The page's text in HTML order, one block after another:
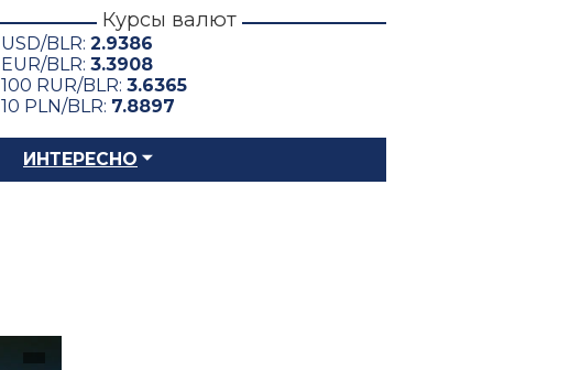
Курсы валют
USD/BLR: 2.9386
EUR/BLR: 3.3908
100 RUR/BLR: 3.6365
10 PLN/BLR: 7.8897
ИНТЕРЕСНО